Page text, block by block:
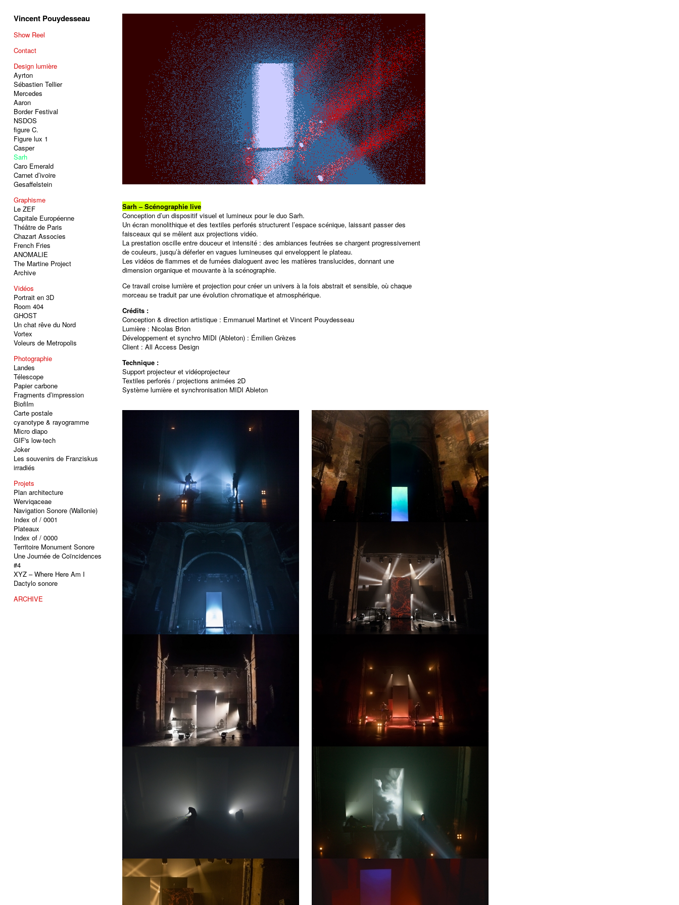
Vincent Pouydesseau
Show Reel
Contact
Design lumière
Ayrton
Sébastien Tellier
Mercedes
Aaron
Border Festival
NSDOS
figure C.
Figure lux 1
Casper
Sarh
Caro Emerald
Carnet d’ivoire
Gesaffelstein
Graphisme
Le ZEF
Capitale Européenne
Théâtre de Paris
Chazart Associes
French Fries
ANOMALIE
The Martine Project
Archive
Vidéos
Portrait en 3D
Room 404
GHOST
Un chat rêve du Nord
Vortex
Voleurs de Metropolis
Photographie
Landes
Télescope
Papier carbone
Fragments d’impression
Biofilm
Carte postale
cyanotype & rayogramme
Micro diapo
GIF's low-tech
Joker
Les souvenirs de Franziskus
irradiés
Projets
Plan architecture
Werviqaceae
Navigation Sonore (Wallonie)
Index of / 0001
Plateaux
Index of / 0000
Territoire Monument Sonore
Une Journée de Coïncidences
#4
XYZ – Where Here Am I
Dactylo sonore
ARCHIVE
Sarh – Scénographie live
Conception d’un dispositif visuel et lumineux pour le duo Sarh.
Un écran monolithique et des textiles perforés structurent l’espace scénique, laissant passer des
faisceaux qui se mêlent aux projections vidéo.
La prestation oscille entre douceur et intensité : des ambiances feutrées se chargent progressivement
de couleurs, jusqu’à déferler en vagues lumineuses qui enveloppent le plateau.
Les vidéos de flammes et de fumées dialoguent avec les matières translucides, donnant une
dimension organique et mouvante à la scénographie.
Ce travail croise lumière et projection pour créer un univers à la fois abstrait et sensible, où chaque
morceau se traduit par une évolution chromatique et atmosphérique.
Crédits :
Conception & direction artistique : Emmanuel Martinet et Vincent Pouydesseau
Lumière : Nicolas Brion
Développement et synchro MIDI (Ableton) : Émilien Grèzes
Client : All Access Design
Technique :
Support projecteur et vidéoprojecteur
Textiles perforés / projections animées 2D
Système lumière et synchronisation MIDI Ableton